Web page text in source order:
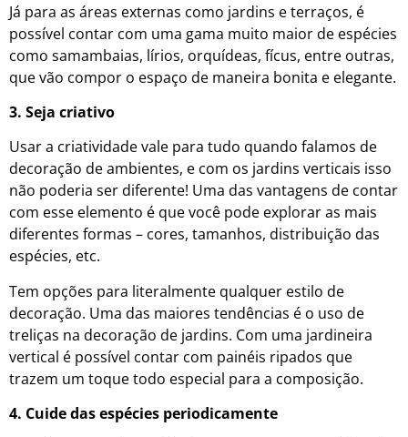
Já para as áreas externas como jardins e terraços, é
possível contar com uma gama muito maior de espécies
como samambaias, lírios, orquídeas, fícus, entre outras,
que vão compor o espaço de maneira bonita e elegante.
3. Seja criativo
Usar a criatividade vale para tudo quando falamos de
decoração de ambientes, e com os jardins verticais isso
não poderia ser diferente! Uma das vantagens de contar
com esse elemento é que você pode explorar as mais
diferentes formas – cores, tamanhos, distribuição das
espécies, etc.
Tem opções para literalmente qualquer estilo de
decoração. Uma das maiores tendências é o uso de
treliças na decoração de jardins. Com uma jardineira
vertical é possível contar com painéis ripados que
trazem um toque todo especial para a composição.
4. Cuide das espécies periodicamente